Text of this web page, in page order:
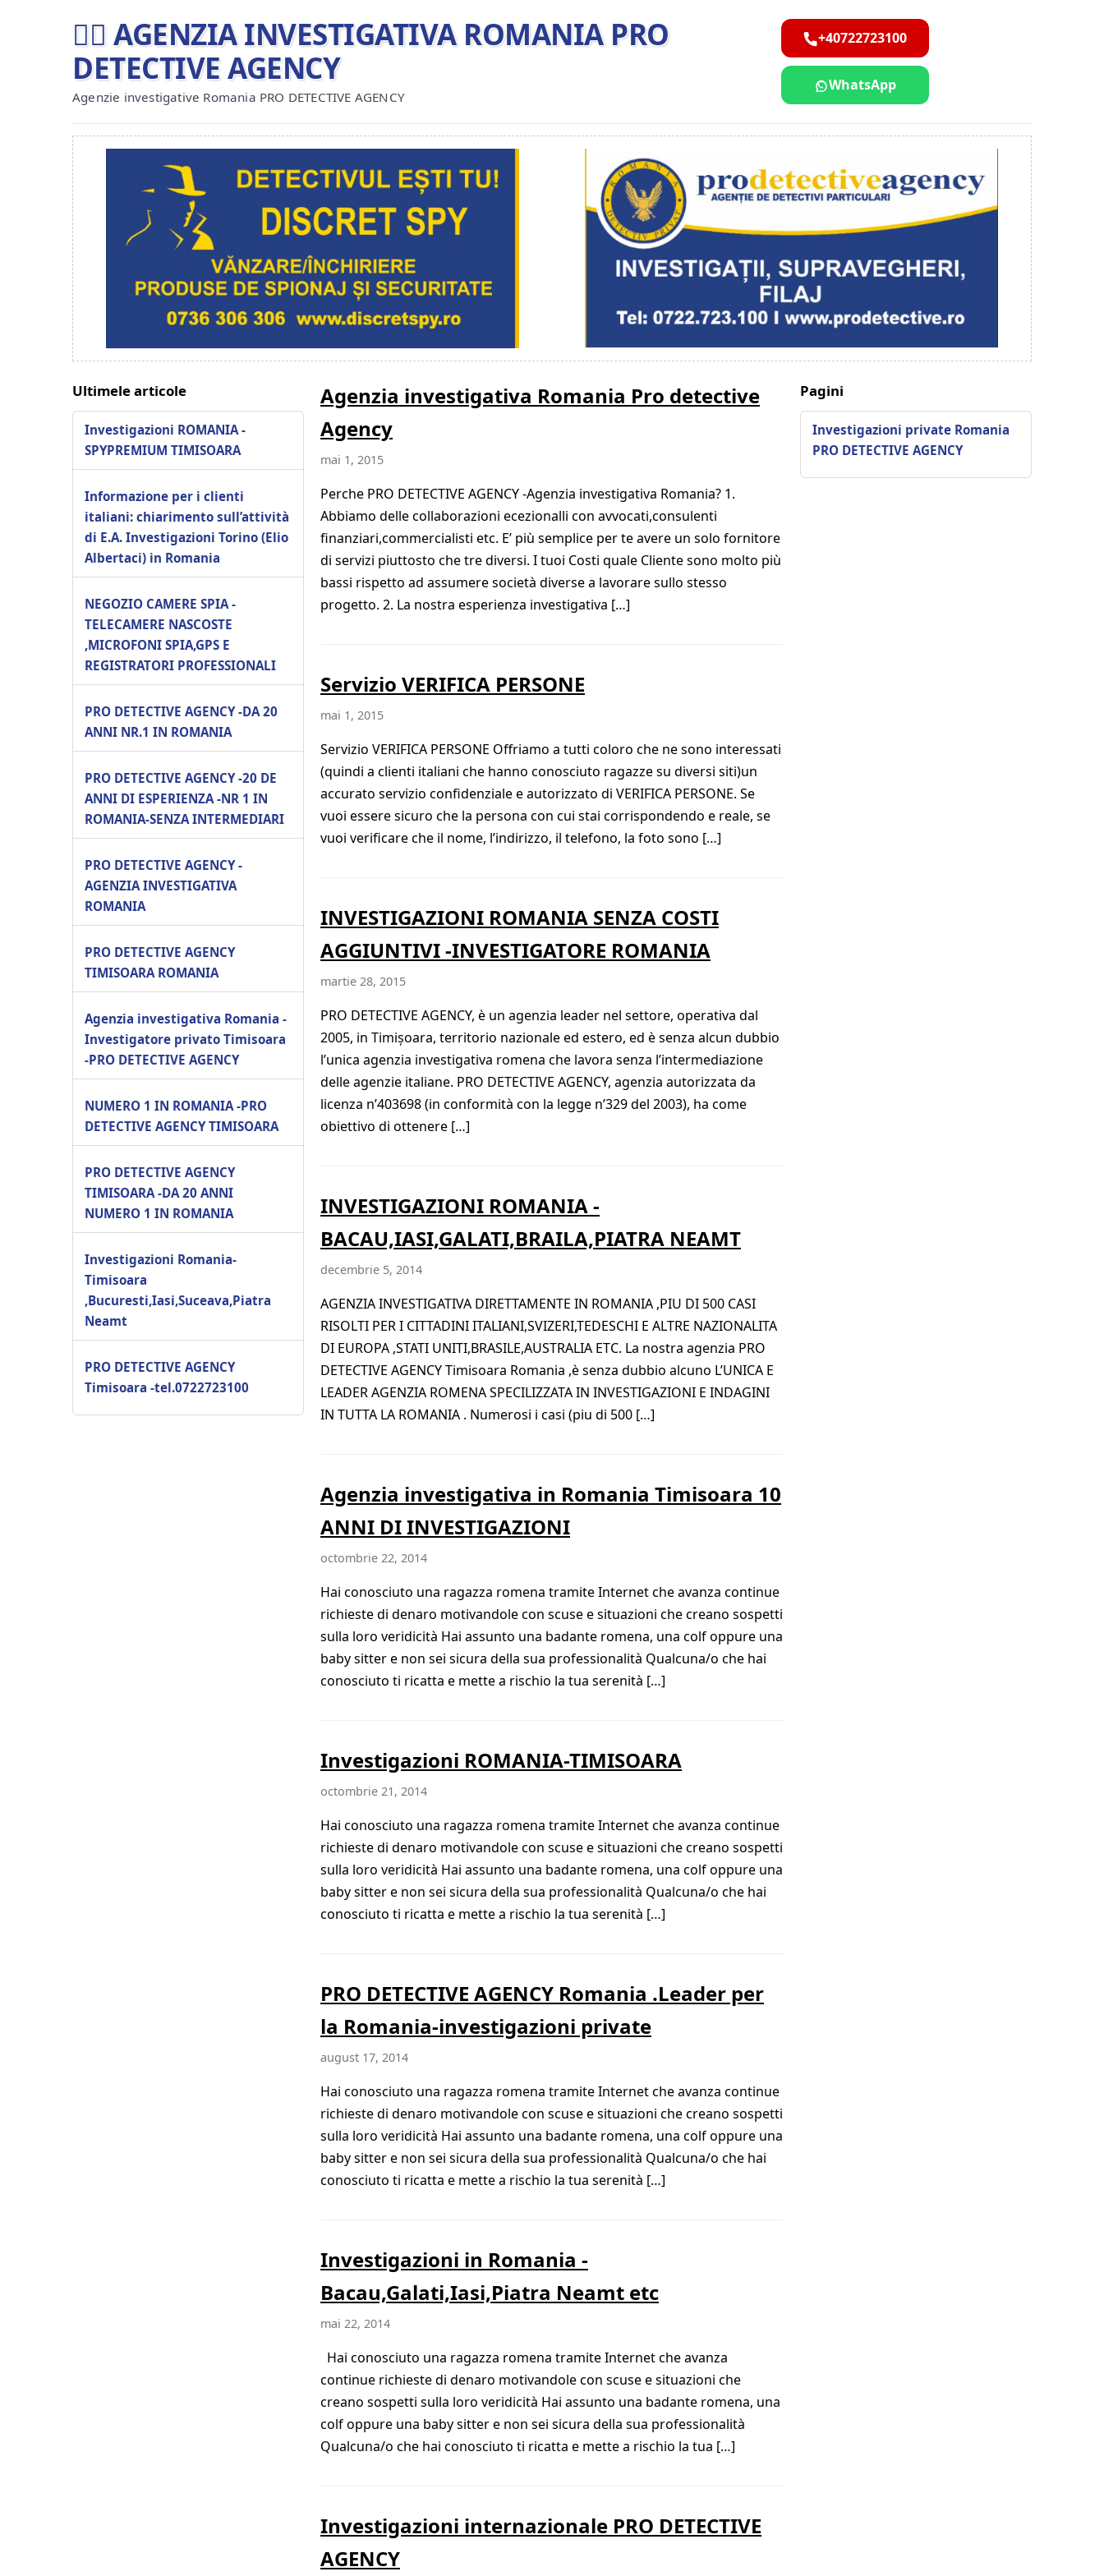
🕵️‍♂ AGENZIA INVESTIGATIVA ROMANIA PRO
DETECTIVE AGENCY
Agenzie investigative Romania PRO DETECTIVE AGENCY
+40722723100
WhatsApp
Ultimele articole
Investigazioni ROMANIA -
SPYPREMIUM TIMISOARA
Informazione per i clienti
italiani: chiarimento sull’attività
di E.A. Investigazioni Torino (Elio
Albertaci) in Romania
NEGOZIO CAMERE SPIA -
TELECAMERE NASCOSTE
,MICROFONI SPIA,GPS E
REGISTRATORI PROFESSIONALI
PRO DETECTIVE AGENCY -DA 20
ANNI NR.1 IN ROMANIA
PRO DETECTIVE AGENCY -20 DE
ANNI DI ESPERIENZA -NR 1 IN
ROMANIA-SENZA INTERMEDIARI
PRO DETECTIVE AGENCY -
AGENZIA INVESTIGATIVA
ROMANIA
PRO DETECTIVE AGENCY
TIMISOARA ROMANIA
Agenzia investigativa Romania -
Investigatore privato Timisoara
-PRO DETECTIVE AGENCY
NUMERO 1 IN ROMANIA -PRO
DETECTIVE AGENCY TIMISOARA
PRO DETECTIVE AGENCY
TIMISOARA -DA 20 ANNI
NUMERO 1 IN ROMANIA
Investigazioni Romania-
Timisoara
,Bucuresti,Iasi,Suceava,Piatra
Neamt
PRO DETECTIVE AGENCY
Timisoara -tel.0722723100
Agenzia investigativa Romania Pro detective
Agency
mai 1, 2015
Perche PRO DETECTIVE AGENCY -Agenzia investigativa Romania? 1.
Abbiamo delle collaborazioni ecezionalli con avvocati,consulenti
finanziari,commercialisti etc. E’ più semplice per te avere un solo fornitore
di servizi piuttosto che tre diversi. I tuoi Costi quale Cliente sono molto più
bassi rispetto ad assumere società diverse a lavorare sullo stesso
progetto. 2. La nostra esperienza investigativa […]
Servizio VERIFICA PERSONE
mai 1, 2015
Servizio VERIFICA PERSONE Offriamo a tutti coloro che ne sono interessati
(quindi a clienti italiani che hanno conosciuto ragazze su diversi siti)un
accurato servizio confidenziale e autorizzato di VERIFICA PERSONE. Se
vuoi essere sicuro che la persona con cui stai corrispondendo e reale, se
vuoi verificare che il nome, l’indirizzo, il telefono, la foto sono […]
INVESTIGAZIONI ROMANIA SENZA COSTI
AGGIUNTIVI -INVESTIGATORE ROMANIA
martie 28, 2015
PRO DETECTIVE AGENCY, è un agenzia leader nel settore, operativa dal
2005, in Timișoara, territorio nazionale ed estero, ed è senza alcun dubbio
l’unica agenzia investigativa romena che lavora senza l’intermediazione
delle agenzie italiane. PRO DETECTIVE AGENCY, agenzia autorizzata da
licenza n’403698 (in conformità con la legge n’329 del 2003), ha come
obiettivo di ottenere […]
INVESTIGAZIONI ROMANIA -
BACAU,IASI,GALATI,BRAILA,PIATRA NEAMT
decembrie 5, 2014
AGENZIA INVESTIGATIVA DIRETTAMENTE IN ROMANIA ,PIU DI 500 CASI
RISOLTI PER I CITTADINI ITALIANI,SVIZERI,TEDESCHI E ALTRE NAZIONALITA
DI EUROPA ,STATI UNITI,BRASILE,AUSTRALIA ETC. La nostra agenzia PRO
DETECTIVE AGENCY Timisoara Romania ,è senza dubbio alcuno L’UNICA E
LEADER AGENZIA ROMENA SPECILIZZATA IN INVESTIGAZIONI E INDAGINI
IN TUTTA LA ROMANIA . Numerosi i casi (piu di 500 […]
Agenzia investigativa in Romania Timisoara 10
ANNI DI INVESTIGAZIONI
octombrie 22, 2014
Hai conosciuto una ragazza romena tramite Internet che avanza continue
richieste di denaro motivandole con scuse e situazioni che creano sospetti
sulla loro veridicità Hai assunto una badante romena, una colf oppure una
baby sitter e non sei sicura della sua professionalità Qualcuna/o che hai
conosciuto ti ricatta e mette a rischio la tua serenità […]
Investigazioni ROMANIA-TIMISOARA
octombrie 21, 2014
Hai conosciuto una ragazza romena tramite Internet che avanza continue
richieste di denaro motivandole con scuse e situazioni che creano sospetti
sulla loro veridicità Hai assunto una badante romena, una colf oppure una
baby sitter e non sei sicura della sua professionalità Qualcuna/o che hai
conosciuto ti ricatta e mette a rischio la tua serenità […]
PRO DETECTIVE AGENCY Romania .Leader per
la Romania-investigazioni private
august 17, 2014
Hai conosciuto una ragazza romena tramite Internet che avanza continue
richieste di denaro motivandole con scuse e situazioni che creano sospetti
sulla loro veridicità Hai assunto una badante romena, una colf oppure una
baby sitter e non sei sicura della sua professionalità Qualcuna/o che hai
conosciuto ti ricatta e mette a rischio la tua serenità […]
Investigazioni in Romania -
Bacau,Galati,Iasi,Piatra Neamt etc
mai 22, 2014
Hai conosciuto una ragazza romena tramite Internet che avanza
continue richieste di denaro motivandole con scuse e situazioni che
creano sospetti sulla loro veridicità Hai assunto una badante romena, una
colf oppure una baby sitter e non sei sicura della sua professionalità
Qualcuna/o che hai conosciuto ti ricatta e mette a rischio la tua […]
Investigazioni internazionale PRO DETECTIVE
AGENCY
Pagini
Investigazioni private Romania
PRO DETECTIVE AGENCY